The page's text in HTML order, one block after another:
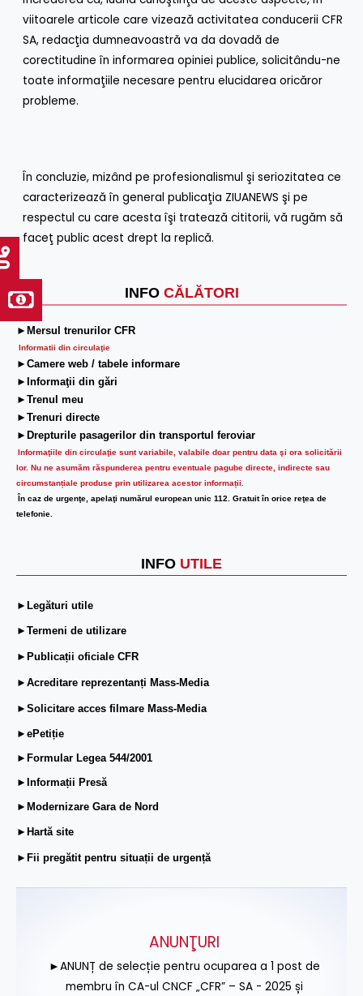
INFO CĂLĂTORI
►Mersul trenurilor CFR
Informatii din circulaţie
►Camere web / tabele informare
►Informaţii din gări
►Trenul meu
►Trenuri directe
►Drepturile pasagerilor din transportul feroviar
Informaţiile din circulaţie sunt variabile, valabile doar pentru data şi ora solicitării
lor. Nu ne asumăm răspunderea pentru eventuale pagube directe, indirecte sau
circumstanțiale produse prin utilizarea acestor informații.
În caz de urgenţe, apelaţi numărul european unic 112. Gratuit în orice reţea de
telefonie.
INFO UTILE
►Legături utile
►Termeni de utilizare
►Publicații oficiale CFR
►Acreditare reprezentanți Mass-Media
►Solicitare acces filmare Mass-Media
►ePetiție
►Formular Legea 544/2001
►Informații Presă
►Modernizare Gara de Nord
►Hartă site
►Fii pregătit pentru situații de urgență
viitoarele articole care vizează activitatea conducerii CFR
SA, redacţia dumneavoastră va da dovadă de
corectitudine în informarea opiniei publice, solicitându-ne
toate informaţiile necesare pentru elucidarea oricăror
probleme.
În concluzie, mizând pe profesionalismul şi seriozitatea ce
caracterizează în general publicaţia ZIUANEWS şi pe
respectul cu care acesta îşi tratează cititorii, vă rugăm să
faceţ public acest drept la replică.
ANUNŢURI
►ANUNȚ de selecție pentru ocuparea a 1 post de
membru în CA-ul CNCF „CFR” – SA - 2025 și